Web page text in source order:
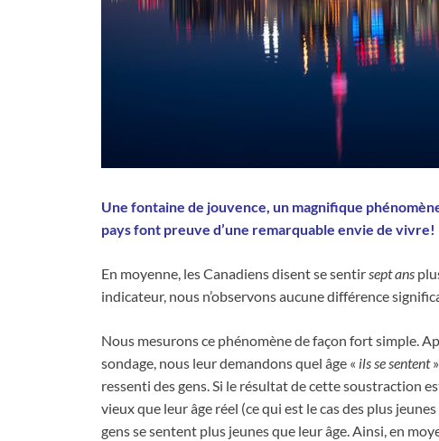
Une fontaine de jouvence, un magnifique
pays font preuve d’une remarquable envie de vivre!
En moyenne, les Canadiens disent se sentirsept ans
indicateur, nous n’observons aucune différence
Nous mesurons ce phénomène de façon fort simple.
sondage, nous leur demandons quel âge « ils se sentent
ressenti des gens. Si le résultat de cette soustraction
vieux que leur âge réel (ce qui est le cas des plus
gens se sentent plus jeunes que leur âge. Ainsi, en